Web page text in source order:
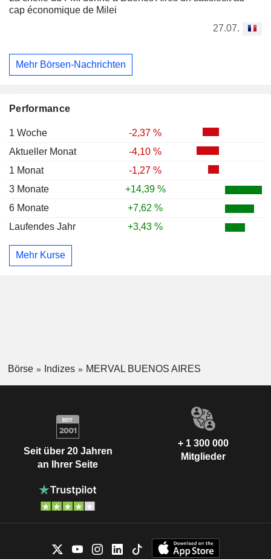
cap économique de Milei
27.07.
Mehr Börsen-Nachrichten
Performance
1 Woche
-2,37 %
Aktueller Monat
-4,10 %
1 Monat
-1,27 %
3 Monate
+14,39 %
6 Monate
+7,62 %
Laufendes Jahr
+3,43 %
Mehr Kurse
Börse Indizes MERVAL BUENOS AIRES
Seit über 20 Jahren
an Ihrer Seite
+ 1 300 000
Mitglieder